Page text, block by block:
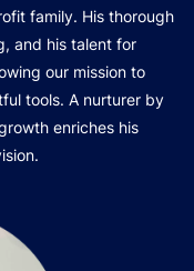
family. His thorough
and his talent for
our mission to
tools. A nurturer by
enriches his